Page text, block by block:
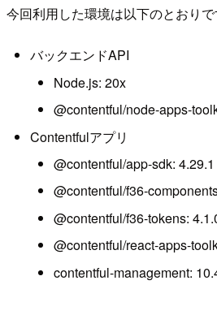
今回利用した環境は以下のとおりで
バックエンドAPI
Node.js: 20x
@contentful/node-apps-
Contentfulアプリ
@contentful/app-sdk: 4.29.1
@contentful/f36-
@contentful/f36-tokens:
@contentful/react-apps-
contentful-management: